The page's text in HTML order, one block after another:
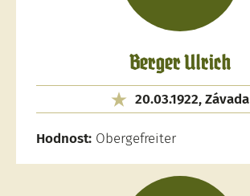
Berger Ulrich
20.03.1922, Závada
Hodnost: Obergefreiter